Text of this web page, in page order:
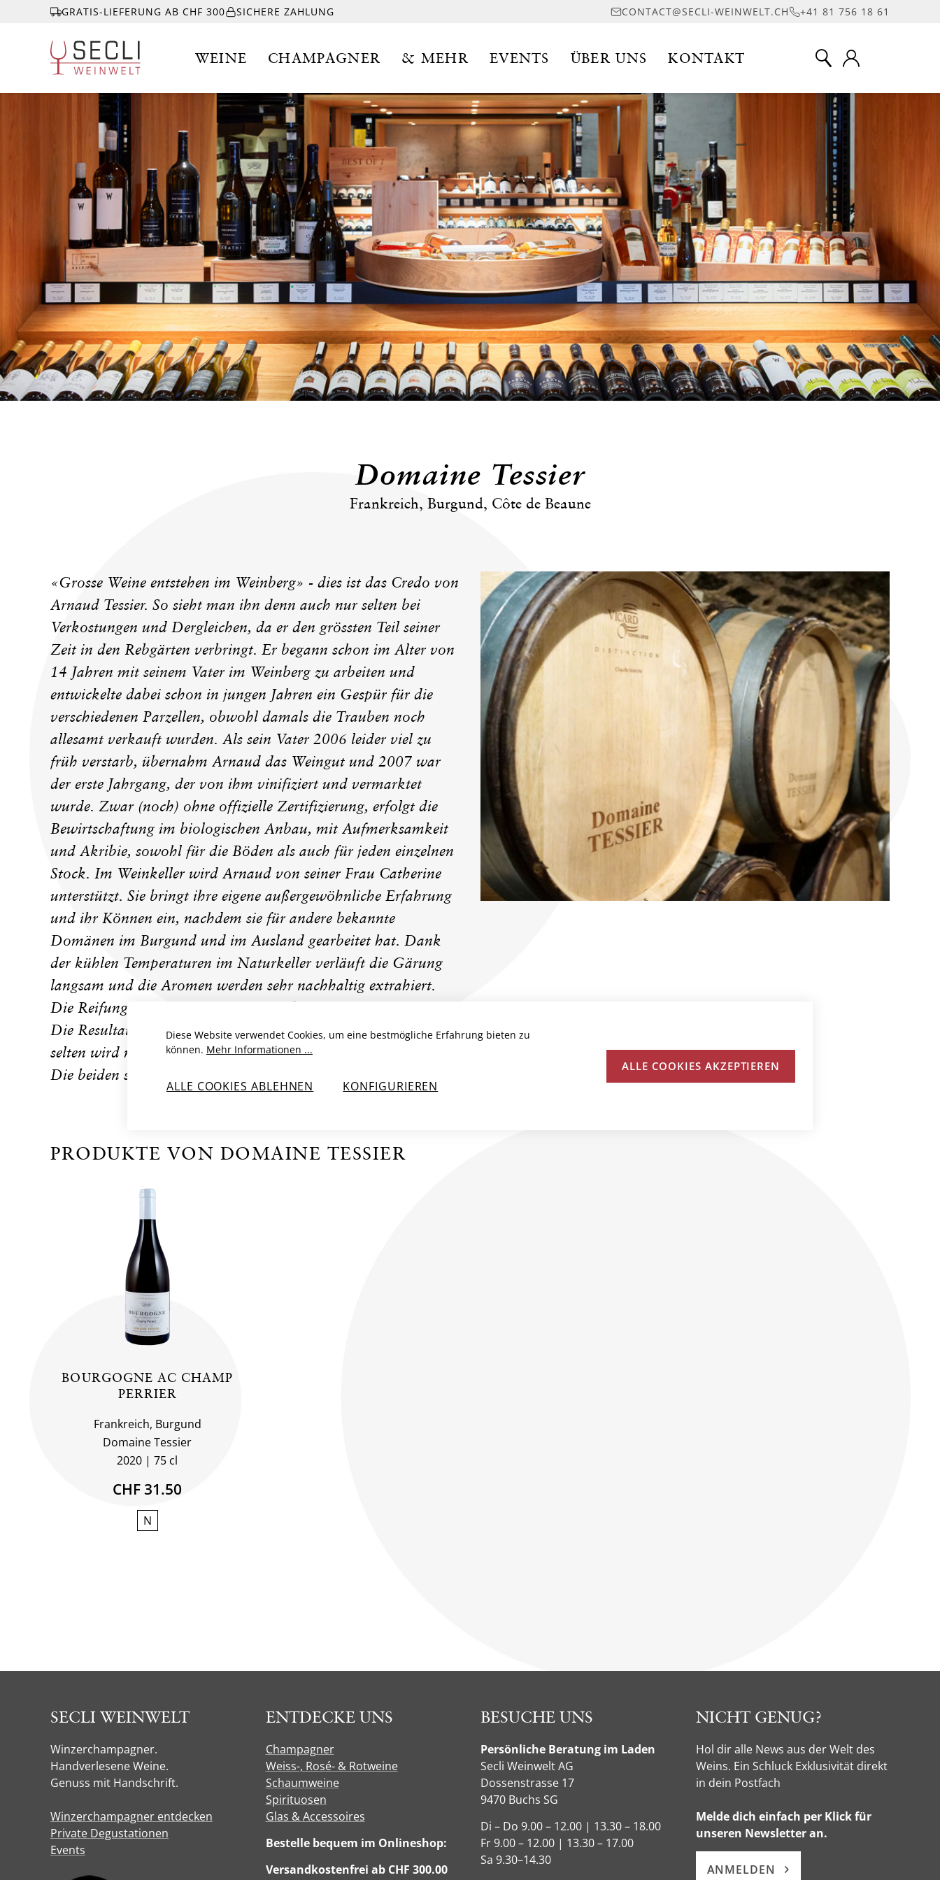
GRATIS-LIEFERUNG AB CHF 300 SICHERE ZAHLUNG CONTACT@SECLI-WEINWELT.CH +41 81 756 18 61
WEINE CHAMPAGNER & MEHR EVENTS ÜBER UNS KONTAKT
Domaine Tessier
Frankreich, Burgund, Côte de Beaune
«Grosse Weine entstehen im Weinberg» - dies ist das Credo von
Arnaud Tessier. So sieht man ihn denn auch nur selten bei
Verkostungen und Dergleichen, da er den grössten Teil seiner
Zeit in den Rebgärten verbringt. Er begann schon im Alter von
14 Jahren mit seinem Vater im Weinberg zu arbeiten und
entwickelte dabei schon in jungen Jahren ein Gespür für die
verschiedenen Parzellen, obwohl damals die Trauben noch
allesamt verkauft wurden. Als sein Vater 2006 leider viel zu
früh verstarb, übernahm Arnaud das Weingut und 2007 war
der erste Jahrgang, der von ihm vinifiziert und vermarktet
wurde. Zwar (noch) ohne offizielle Zertifizierung, erfolgt die
Bewirtschaftung im biologischen Anbau, mit Aufmerksamkeit
und Akribie, sowohl für die Böden als auch für jeden einzelnen
Stock. Im Weinkeller wird Arnaud von seiner Frau Catherine
unterstützt. Sie bringt ihre eigene außergewöhnliche Erfahrung
und ihr Können ein, nachdem sie für andere bekannte
Domänen im Burgund und im Ausland gearbeitet hat. Dank
der kühlen Temperaturen im Naturkeller verläuft die Gärung
langsam und die Aromen werden sehr nachhaltig extrahiert.
Die Reifung erfolgt in grösstenteils gebrauchten Holzfässern.
Die Resultate bestechen durch Spannung und Präzision – nur
selten wird man Zeuge von Qualität in derartiger Reinform.
Die beiden sind wirklich ein erfolgreiches Team.
PRODUKTE VON DOMAINE TESSIER
BOURGOGNE AC CHAMP
PERRIER
Frankreich, Burgund
Domaine Tessier
2020
75 cl
CHF 31.50
N
SECLI WEINWELT
Winzerchampagner.
Handverlesene Weine.
Genuss mit Handschrift.
Winzerchampagner entdecken
Private Degustationen
Events
ENTDECKE UNS
Champagner
Weiss-, Rosé- & Rotweine
Schaumweine
Spirituosen
Glas & Accessoires
Bestelle bequem im Onlineshop:
Versandkostenfrei ab CHF 300.00
BESUCHE UNS
Persönliche Beratung im Laden
Secli Weinwelt AG
Dossenstrasse 17
9470 Buchs SG
Di – Do 9.00 – 12.00 | 13.30 – 18.00
Fr 9.00 – 12.00 | 13.30 – 17.00
Sa 9.30–14.30
NICHT GENUG?
Hol dir alle News aus der Welt des
Weins. Ein Schluck Exklusivität direkt
in dein Postfach
Melde dich einfach per Klick für
unseren Newsletter an.
ANMELDEN
CHAMPAGNER
& MEHR
EVENTS
ÜBER UNS
KONTAKT
Diese Website verwendet Cookies, um eine bestmögliche Erfahrung bieten zu
können. Mehr Informationen ...
ALLE COOKIES ABLEHNEN KONFIGURIEREN
ALLE COOKIES AKZEPTIEREN